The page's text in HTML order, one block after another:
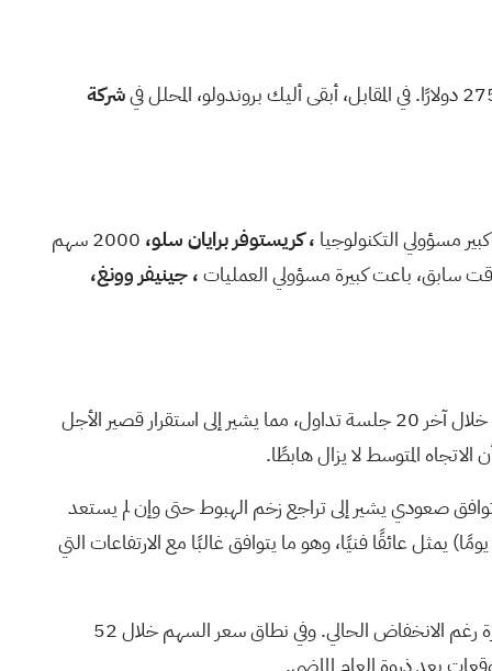
شركة
مسؤولي التكنولوجيا ، كريستوفر برايان سلو،
2000 سهم
سابق، باعت كبيرة مسؤولي العمليات، جينيفر وونغ،
عند سعر 138.50 دولارًا، يتداول سهم ريديت أعلى بنسبة 2.8% من متوسطه المتحرك البسيط لـ 20 يومًا، وهو متوسط سعر السهم خلال آخر 20 جلسة تداول، مما يشير إلى استقرار قصير الأجل
الزخم، -4.8022 مقابل خط إشارة عند -6.3179، وهو توافق صعودي يشير إلى تراجع زخم الهبوط حتى وإن لم يستعد
الاتجاه قوته بالكامل. ولا يزال تقاطع الموت في مارس (انخفاض المتوسط المتحرك البسيط لـ 50 يومًا عن المتوسط المتحرك البسيط لـ 200 يومًا) يمثل عائقًا فنيًا، وهو ما يتوافق غالبًا مع الارتفاعات التي
ارتفع سعر السهم بنسبة 50.35% خلال الاثني عشر شهرًا الماضية، وهو ما يعكس أداءً سابقًا ويُظهر أن السهم ما زال يحقق تقلبات كبيرة رغم الانخفاض الحالي. وفي نطاق سعر السهم خلال 52